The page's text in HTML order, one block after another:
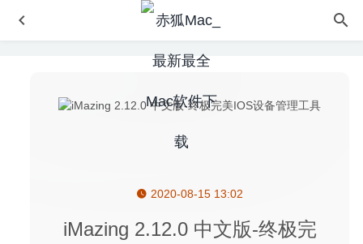
2020-08-15 13:02
iMazing 2.12.0 中文版-终极完
Bookends 13.4.4 – 全功能的文献信息管理工具
AltTab 6.0.0 中文版-窗口快速切换神器 2020-08-28